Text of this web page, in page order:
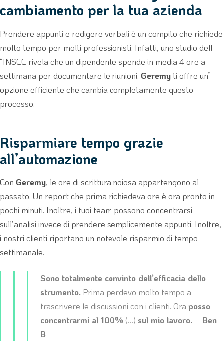
cambiamento per la tua azienda
Prendere appunti e redigere verbali è un compito che richiede
molto tempo per molti professionisti. Infatti, uno studio dell
“INSEE rivela che un dipendente spende in media 4 ore a
settimana per documentare le riunioni. Geremy ti offre un”
opzione efficiente che cambia completamente questo
processo.
Risparmiare tempo grazie
all’automazione
Con Geremy, le ore di scrittura noiosa appartengono al
passato. Un report che prima richiedeva ore è ora pronto in
pochi minuti. Inoltre, i tuoi team possono concentrarsi
sull’analisi invece di prendere semplicemente appunti. Inoltre,
i nostri clienti riportano un notevole risparmio di tempo
settimanale.
Sono totalmente convinto dell’efficacia dello
strumento. Prima perdevo molto tempo a
trascrivere le discussioni con i clienti. Ora posso
concentrarmi al 100% (…) sul mio lavoro. – Ben
B